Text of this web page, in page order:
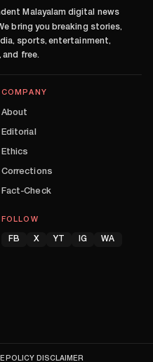
Malayalam digital news
bring you breaking stories,
sports, entertainment,
free.
COMPANY
About
Editorial
Ethics
Corrections
Fact-Check
FOLLOW
FB X YT IG WA
POLICY DISCLAIMER